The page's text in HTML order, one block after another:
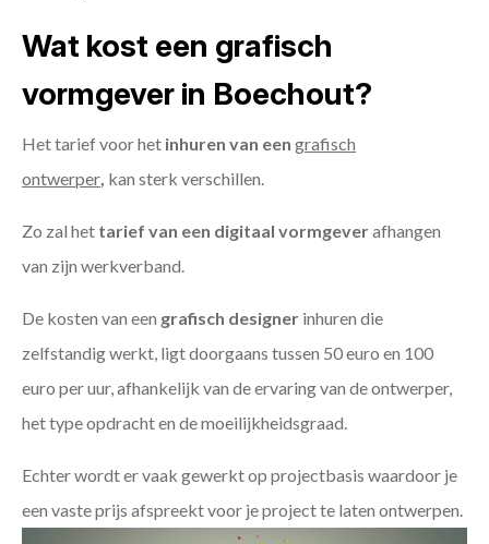
Wat kost een grafisch
vormgever in Boechout?
Het tarief voor het inhuren van een grafisch
ontwerper kan sterk verschillen.
Zo zal het tarief van een digitaal vormgeverafhangen
van zijn werkverband.
De kosten van een grafisch designer inhuren die
zelfstandig werkt, ligt doorgaans tussen 50 euro en 100
euro per uur, afhankelijk van de ervaring van de ontwerper,
het type opdracht en de moeilijkheidsgraad.
Echter wordt er vaak gewerkt op projectbasis waardoor je
een vaste prijs afspreekt voor je project te laten ontwerpen.